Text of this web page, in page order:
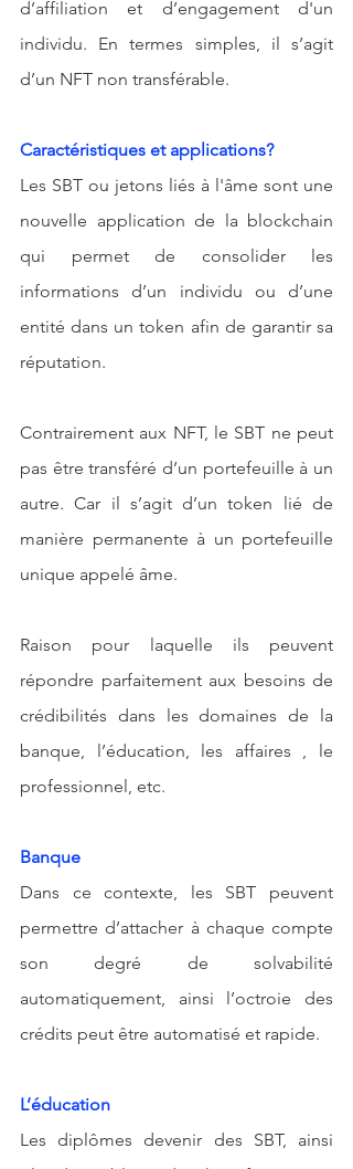
d’affiliation et d’engagement d'un
individu. En termes simples, il s’agit
d’un NFT non transférable.
Caractéristiques et applications?
Les SBT ou jetons liés à l'âme sont une
nouvelle application de la blockchain
qui permet de consolider les
informations d’un individu ou d’une
entité dans un token afin de garantir sa
réputation.
Contrairement aux NFT, le SBT ne peut
pas être transféré d’un portefeuille à un
autre. Car il s’agit d’un token lié de
manière permanente à un portefeuille
unique appelé âme.
Raison pour laquelle ils peuvent
répondre parfaitement aux besoins de
crédibilités dans les domaines de la
banque, l’éducation, les affaires , le
professionnel, etc.
Banque
Dans ce contexte, les SBT peuvent
permettre d’attacher à chaque compte
son degré de solvabilité
automatiquement, ainsi l’octroie des
crédits peut être automatisé et rapide.
L’éducation
Les diplômes devenir des SBT, ainsi